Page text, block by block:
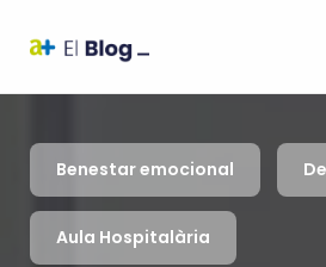
Benestar emocional
Aula Hospitalària